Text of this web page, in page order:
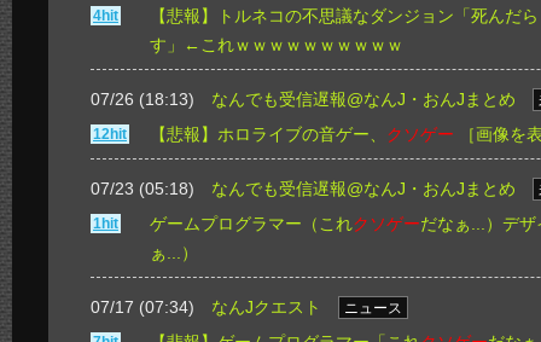
4hit
【悲報】トルネコの不思議なダンジョン「死んだ
す」←これｗｗｗｗｗｗｗｗｗｗ
07/26 (18:13) なんでも受信遅報@なんJ・おんJまとめ
12hit
【悲報】ホロライブの音ゲー、 クソゲー ［画像を
07/23 (05:18) なんでも受信遅報@なんJ・おんJまとめ
1hit
ゲームプログラマー（これクソゲーだなぁ...）デザ
ぁ...）
07/17 (07:34) なんJクエスト
ニュース